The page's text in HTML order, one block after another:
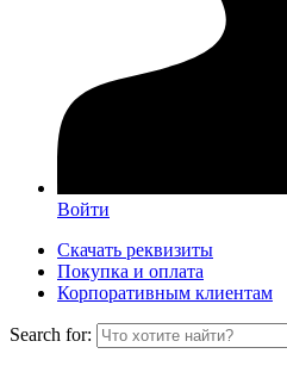
Войти
Скачать реквизиты
Покупка и оплата
Корпоративным клиентам
Search for: